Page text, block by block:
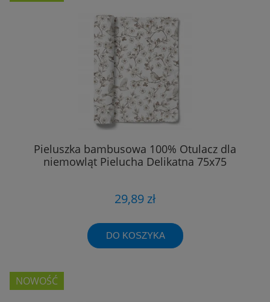
Pieluszka bambusowa 100% Otulacz dla
niemowląt Pielucha Delikatna 75x75
29,89 zł
DO KOSZYKA
NOWOŚĆ